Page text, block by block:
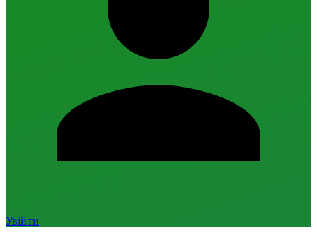
Увійти